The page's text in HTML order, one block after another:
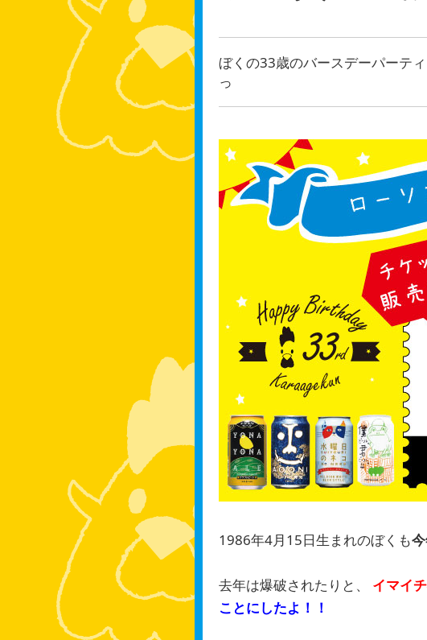
ぼくの33歳のバースデーパーテ
っ
1986年4月15日生まれのぼくも
去年は爆破されたりと、 イマイ
ことにしたよ！！